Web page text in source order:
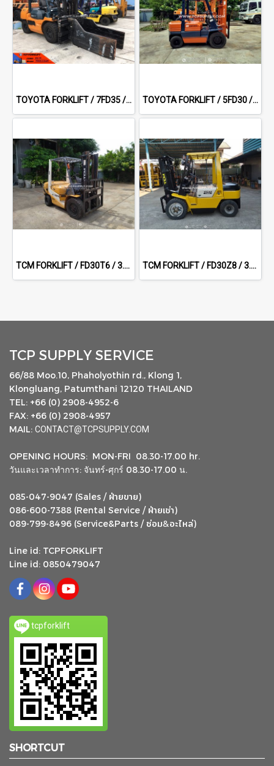
TOYOTA FORKLIFT / 7FD35 / 3.0 m F/F TOYOTA FORKLIFT / 5FD30 / 3.0 m
TCM FORKLIFT / FD30T6 / 3.0 m TCM FORKLIFT / FD30Z8 / 3.0 m
TCP SUPPLY SERVICE
66/88 Moo.10, Phaholyothin rd., Klong 1,
Klongluang, Patumthani 12120 THAILAND
TEL: +66 (0) 2908-4952-6
FAX: +66 (0) 2908-4957
MAIL: CONTACT@TCPSUPPLY.COM
OPENING HOURS: MON-FRI 08.30-17.00 hr.
วันและเวลาทำการ: จันทร์-ศุกร์ 08.30-17.00 น.
085-047-9047 (Sales / ฝ่ายขาย)
086-600-7388 (Rental Service / ฝ่ายเช่า)
089-799-8496 (Service&Parts / ซ่อม&อะไหล่)
Line id: TCPFORKLIFT
Line id: 0850479047
tcpforklift
SHORTCUT